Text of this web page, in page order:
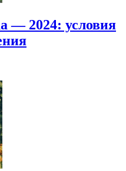
— 2024: условия